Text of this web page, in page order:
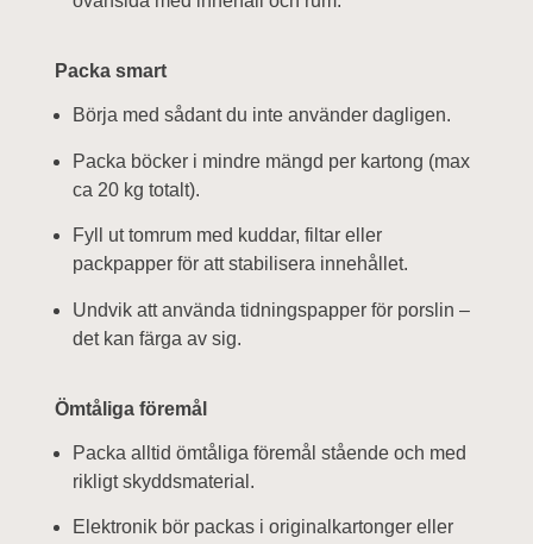
Packa smart
Börja med sådant du inte använder dagligen.
Packa böcker i mindre mängd per kartong (max
ca 20 kg totalt).
Fyll ut tomrum med kuddar, filtar eller
packpapper för att stabilisera innehållet.
Undvik att använda tidningspapper för porslin –
det kan färga av sig.
Ömtåliga föremål
Packa alltid ömtåliga föremål stående och med
rikligt skyddsmaterial.
Elektronik bör packas i originalkartonger eller